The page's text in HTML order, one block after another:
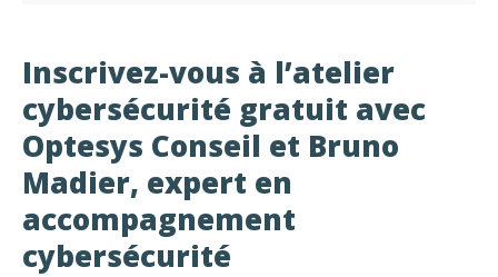
Inscrivez-vous à l’atelier
cybersécurité gratuit avec
Optesys Conseil et Bruno
Madier, expert en
accompagnement
cybersécurité